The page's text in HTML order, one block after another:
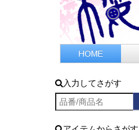
HOME
入力してさがす